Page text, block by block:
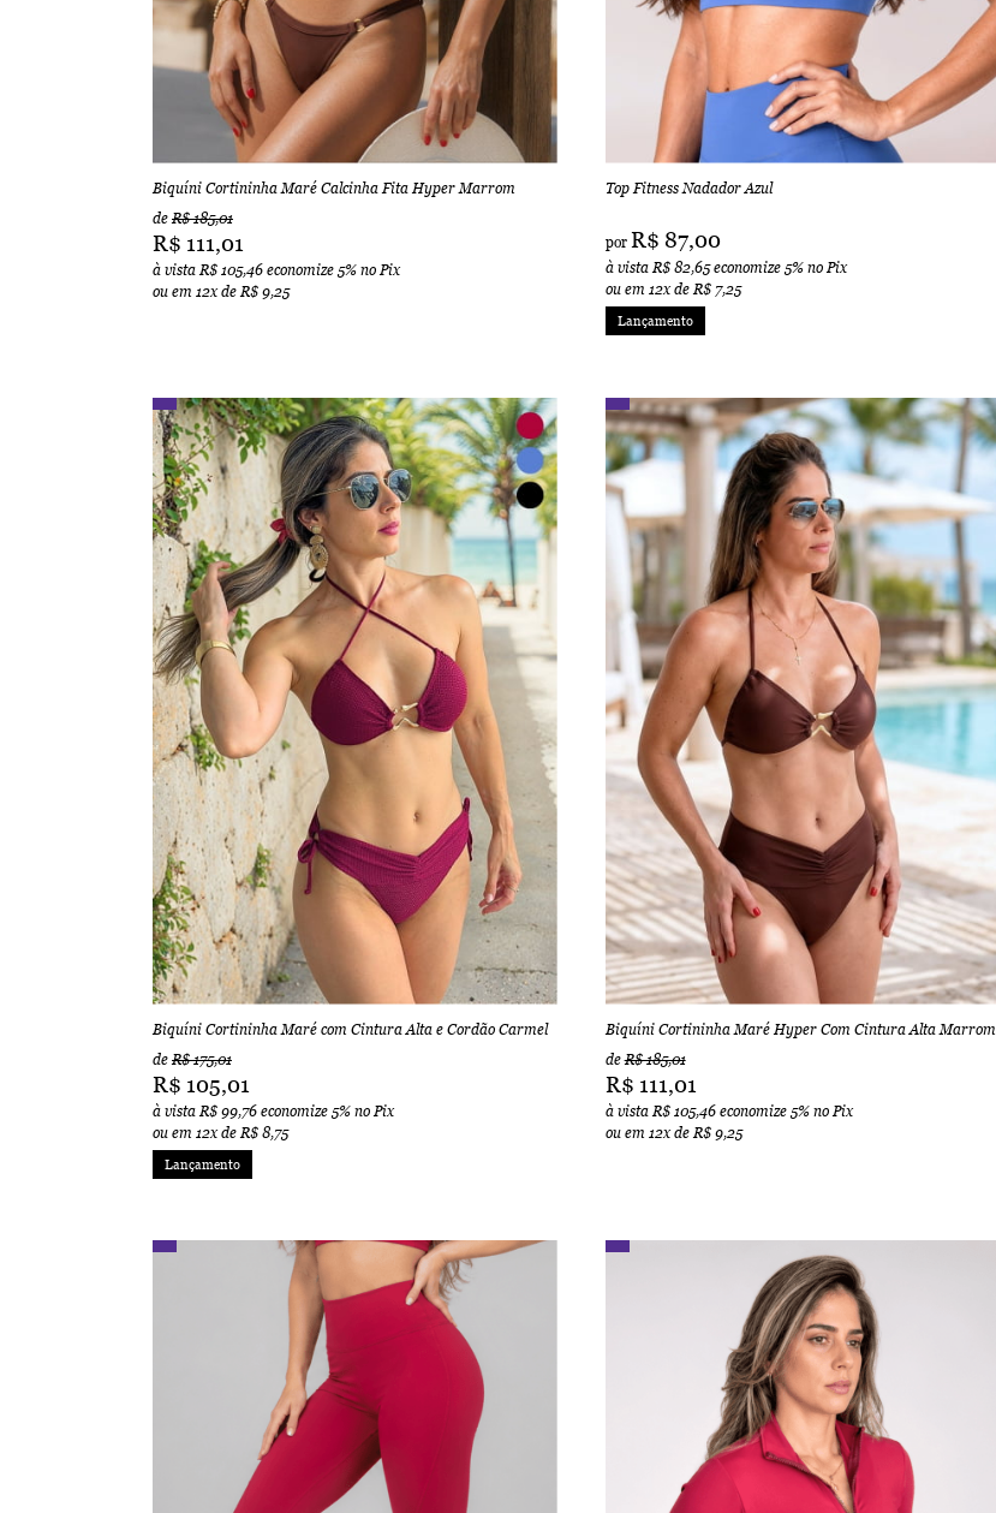
Biquíni Cortininha Maré Calcinha Fita Hyper Marrom
de R$ 185,01
R$ 111,01
à vistaR$ 105,46 economize 5% no Pix
ou em 12xdeR$ 9,25
Top Fitness Nadador Azul
por R$ 87,00
à vistaR$ 82,65economize 5% no Pix
ou em 12xdeR$ 7,25
Lançamento
Biquíni Cortininha Maré com Cintura Alta e Cordão Carmel
de R$ 175,01
R$ 105,01
à vistaR$ 99,76 economize 5% no Pix
ou em 12xdeR$ 8,75
Lançamento
Biquíni Cortininha Maré Hyper Com Cintura Alta Marrom
de R$ 185,01
R$ 111,01
à vistaR$ 105,46economize 5% no Pix
ou em 12xdeR$ 9,25